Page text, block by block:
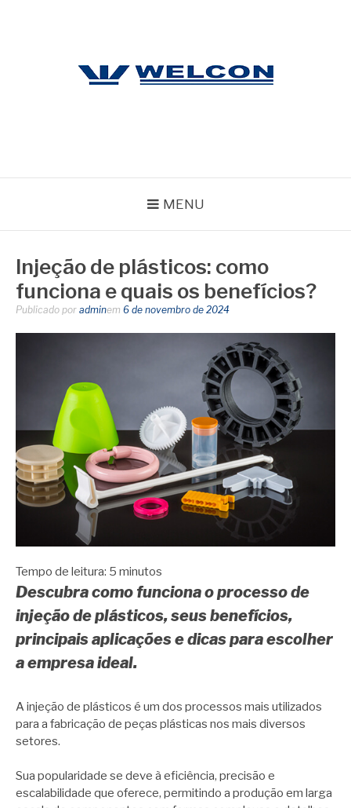
MENU
Injeção de plásticos: como
funciona e quais os benefícios?
Publicado por adminem 6 de novembro de 2024
Tempo de leitura: 5 minutos
Descubra como funciona o processo de
injeção de plásticos, seus benefícios,
principais aplicações e dicas para escolher
a empresa ideal.
A injeção de plásticos é um dos processos mais utilizados
para a fabricação de peças plásticas nos mais diversos
setores.
Sua popularidade se deve à eficiência, precisão e
escalabilidade que oferece, permitindo a produção em larga